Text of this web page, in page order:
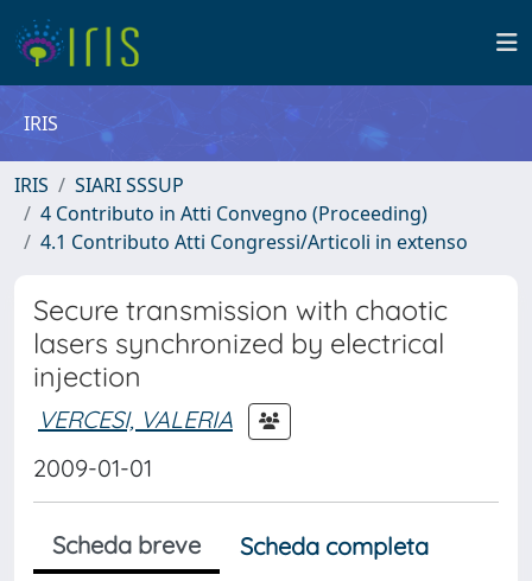
IRIS
IRIS
SIARI SSSUP
4 Contributo in Atti Convegno (Proceeding)
4.1 Contributo Atti Congressi/Articoli in extenso
Secure transmission with chaotic
lasers synchronized by electrical
injection
VERCESI, VALERIA
2009-01-01
Scheda breve
Scheda completa